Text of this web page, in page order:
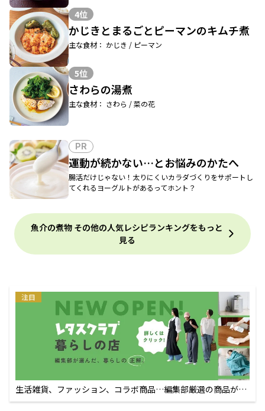
4位
かじきとまるごとピーマンのキムチ煮
主な食材： かじき / ピーマン
5位
さわらの湯煮
主な食材： さわら / 菜の花
PR
運動が続かない…とお悩みのかたへ
腸活だけじゃない！太りにくいカラダづくりをサポートし
てくれるヨーグルトがあるってホント？
魚介の煮物 その他の人気レシピランキングをもっと
見る
注目
生活雑貨、ファッション、コラボ商品…編集部厳選の商品が買
えるECサイト